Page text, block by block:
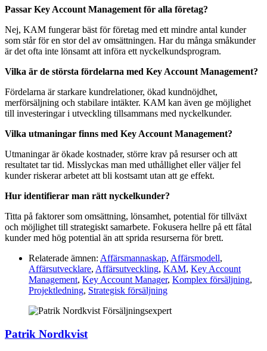
Passar Key Account Management för alla företag?
Nej, KAM fungerar bäst för företag med ett mindre antal kunder
som står för en stor del av omsättningen. Har du många småkunder
är det ofta inte lönsamt att införa ett nyckelkundsprogram.
Vilka är de största fördelarna med Key Account Management?
Fördelarna är starkare kundrelationer, ökad kundnöjdhet,
merförsäljning och stabilare intäkter. KAM kan även ge möjlighet
till investeringar i utveckling tillsammans med nyckelkunder.
Vilka utmaningar finns med Key Account Management?
Utmaningar är ökade kostnader, större krav på resurser och att
resultatet tar tid. Misslyckas man med uthållighet eller väljer fel
kunder riskerar arbetet att bli kostsamt utan att ge effekt.
Hur identifierar man rätt nyckelkunder?
Titta på faktorer som omsättning, lönsamhet, potential för tillväxt
och möjlighet till strategiskt samarbete. Fokusera hellre på ett fåtal
kunder med hög potential än att sprida resurserna för brett.
Relaterade ämnen: Affärsmannaskap, Affärsmodell,
Affärsutvecklare, Affärsutveckling, KAM, Key Account
Management, Key Account Manager, Komplex försäljning,
Projektledning, Strategisk försäljning
Patrik Nordkvist